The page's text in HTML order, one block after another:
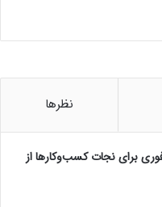
نظرها
برای نجات کسب‌وکارها از